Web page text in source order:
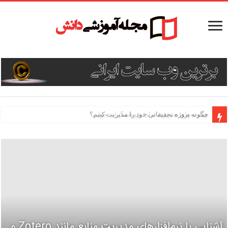
چگونه پروژه تحقیقاتی خود را مدیریت کنیم؟